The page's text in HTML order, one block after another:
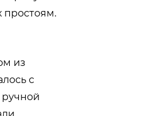
простоям.
из
с
ручной